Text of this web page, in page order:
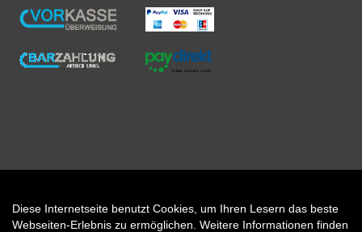
Diese Internetseite benutzt Cookies, um Ihren Lesern das beste
Webseiten-Erlebnis zu ermöglichen. Weitere Informationen finden
Auftrag widerrufen